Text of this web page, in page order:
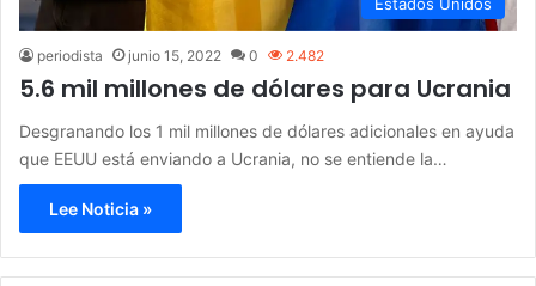
periodista junio 15, 2022 0 2.482
5.6 mil millones de dólares para Ucrania
Desgranando los 1 mil millones de dólares adicionales en ayuda
que EEUU está enviando a Ucrania, no se entiende la…
Lee Noticia »